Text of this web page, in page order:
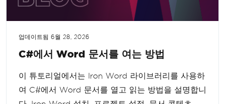
업데이트됨 6월 28, 2026
C#에서 Word 문서를 여는 방법
이 튜토리얼에서는 Iron Word 라이브러리를 사용하
여 C#에서 Word 문서를 열고 읽는 방법을 설명합니